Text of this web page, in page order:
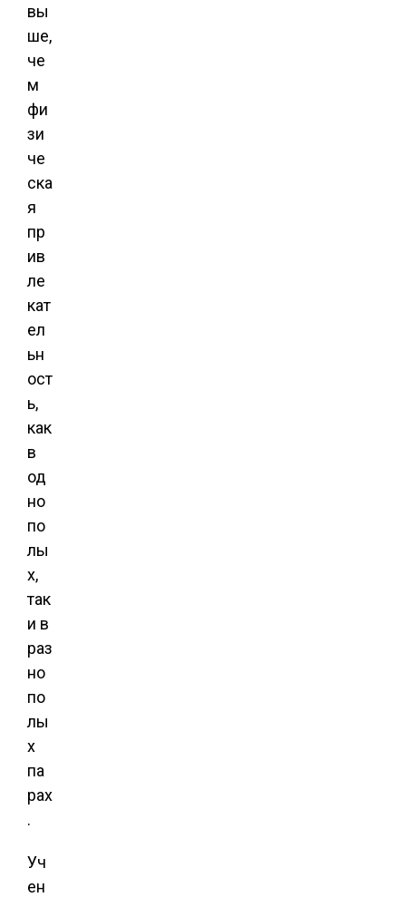
вы
ше,
че
м
фи
зи
че
ска
я
пр
ив
ле
кат
ел
ьн
ост
ь,
как
в
од
но
по
лы
х,
так
и в
раз
но
по
лы
х
па
рах
.
Уч
ен